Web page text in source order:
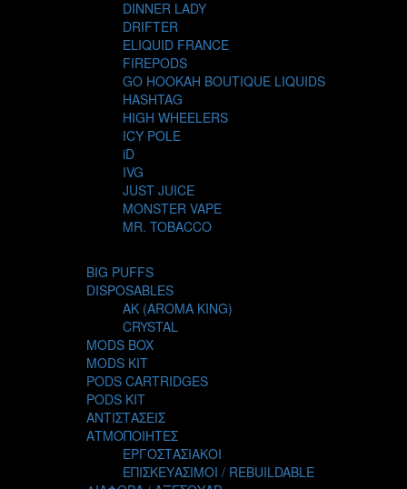
DINNER LADY
DRIFTER
ELIQUID FRANCE
FIREPODS
GO HOOKAH BOUTIQUE LIQUIDS
HASHTAG
HIGH WHEELERS
ICY POLE
iD
IVG
JUST JUICE
MONSTER VAPE
MR. TOBACCO
NUBO
OMERTA LIQUIDS
OPMH PROJECT
S-ELF JUICE
SADBOY
SCANDAL
SECRET FOREST
STEAM CITY LIQUIDS
STEAM TRAIN
STEAMPUNK
TALES
TATTOO
BIG PUFFS
DISPOSABLES
AK (AROMA KING)
CRYSTAL
MODS BOX
MODS KIT
PODS CARTRIDGES
PODS KIT
ΑΝΤΙΣΤΑΣΕΙΣ
ΑΤΜΟΠΟΙΗΤΕΣ
ΕΡΓΟΣΤΑΣΙΑΚΟΙ
ΕΠΙΣΚΕΥΑΣΙΜΟΙ / REBUILDABLE